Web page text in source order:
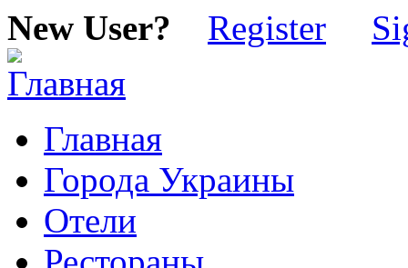
New User? Register
Главная
Города Украины
Отели